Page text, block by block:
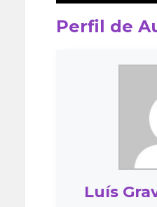
Perfil de
Luís